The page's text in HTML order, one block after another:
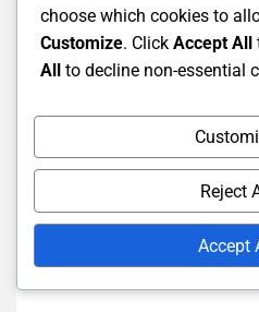
Save my name, email,
browser for the next time
Post Comment
choose which cookies to
Customize. Click Accept All
All to decline non-essential
Reject
Accept